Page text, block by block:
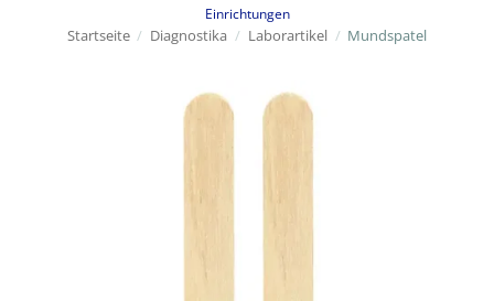
Einrichtungen
Startseite / Diagnostika / Laborartikel / Mundspatel